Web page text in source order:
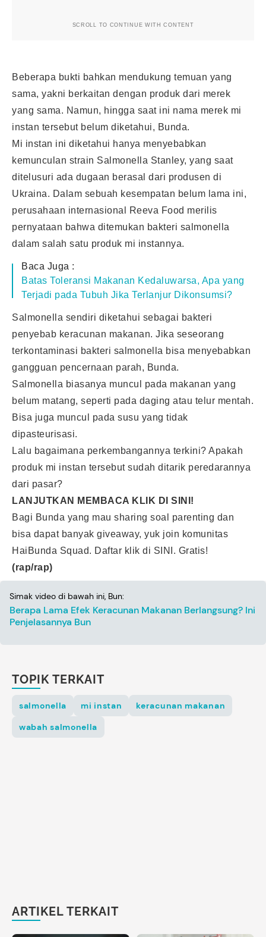
SCROLL TO CONTINUE WITH CONTENT
Beberapa bukti bahkan mendukung temuan yang
sama, yakni berkaitan dengan produk dari merek
yang sama. Namun, hingga saat ini nama merek mi
instan tersebut belum diketahui, Bunda.
Mi instan ini diketahui hanya menyebabkan
kemunculan strain Salmonella Stanley, yang saat
ditelusuri ada dugaan berasal dari produsen di
Ukraina. Dalam sebuah kesempatan belum lama ini,
perusahaan internasional Reeva Food merilis
pernyataan bahwa ditemukan bakteri salmonella
dalam salah satu produk mi instannya.
Baca Juga :
Batas Toleransi Makanan Kedaluwarsa, Apa yang
Terjadi pada Tubuh Jika Terlanjur Dikonsumsi?
Salmonella sendiri diketahui sebagai bakteri
penyebab keracunan makanan. Jika seseorang
terkontaminasi bakteri salmonella bisa menyebabkan
gangguan pencernaan parah, Bunda.
Salmonella biasanya muncul pada makanan yang
belum matang, seperti pada daging atau telur mentah.
Bisa juga muncul pada susu yang tidak
dipasteurisasi.
Lalu bagaimana perkembangannya terkini? Apakah
produk mi instan tersebut sudah ditarik peredarannya
dari pasar?
LANJUTKAN MEMBACA KLIK DI SINI !
Bagi Bunda yang mau sharing soal parenting dan
bisa dapat banyak giveaway, yuk join komunitas
HaiBunda Squad. Daftar klik di SINI. Gratis!
(rap/rap)
Simak video di bawah ini, Bun:
Berapa Lama Efek Keracunan Makanan Berlangsung? Ini
Penjelasannya Bun
TOPIK TERKAIT
salmonella mi instan
keracunan makanan
wabah salmonella
ARTIKEL TERKAIT